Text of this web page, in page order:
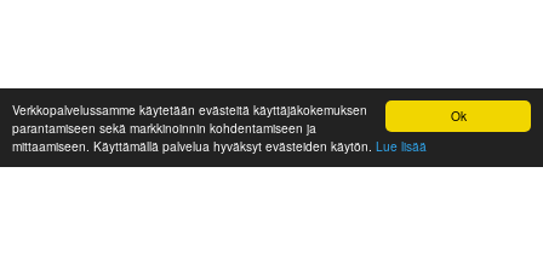
Ok
Verkkopalvelussamme käytetään evästeitä käyttäjäkokemuksen
parantamiseen sekä markkinoinnin kohdentamiseen ja
mittaamiseen. Käyttämällä palvelua hyväksyt evästeiden käytön. Lue lisää